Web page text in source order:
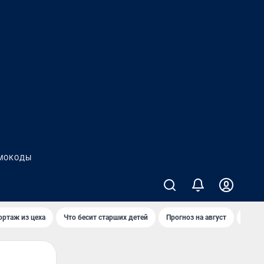
из цеха Что бесит старших детей Прогноз на август